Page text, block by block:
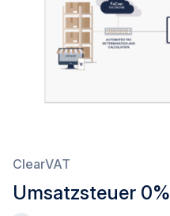
ClearVAT
Umsatzsteuer 0%